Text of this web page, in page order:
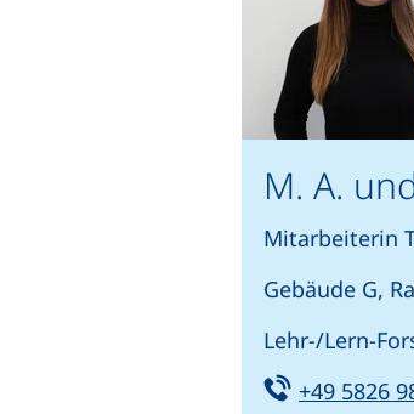
M. A.
Mitarbeiterin
Gebäude G,
Lehr-/Lern-
Tel:
+49 5826